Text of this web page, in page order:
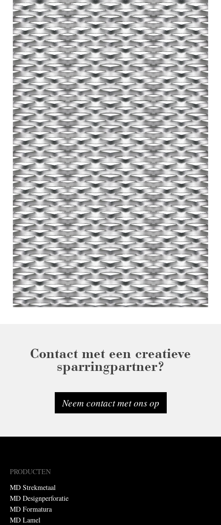
Contact met een creatieve
sparringpartner?
Neem contact met ons op
PRODUCTEN
MD Strekmetaal
MD Designperforatie
MD Formatura
MD Lamel